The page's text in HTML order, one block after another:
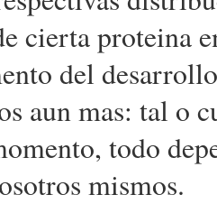
cierta proteina
del
aun mas: tal o
todo
mismos.